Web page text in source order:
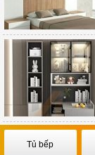
Tủ bếp